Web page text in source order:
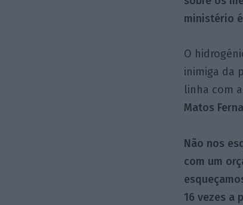
ministério
O
inimiga da
linha com
Matos
Não nos
com um
16 vezes a